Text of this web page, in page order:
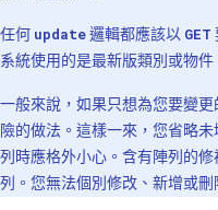
任何 update邏輯都應該以 GET
系統使用的是最新版類別或物
一般來說，如果只想為您要變
險的做法。這樣一來，您省略
列時應格外小心。含有陣列的
列。您無法個別修改、新增或刪